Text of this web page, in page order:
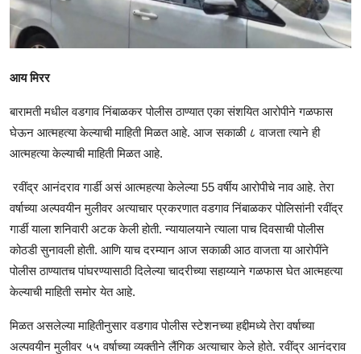
आय मिरर
बारामती मधील वडगाव निंबाळकर पोलीस ठाण्यात एका संशयित आरोपीने गळफास
घेऊन आत्महत्या केल्याची माहिती मिळत आहे. आज सकाळी ८ वाजता त्याने ही
आत्महत्या केल्याची माहिती मिळत आहे.
रवींद्र आनंदराव गार्डी असं आत्महत्या केलेल्या 55 वर्षीय आरोपीचे नाव आहे. तेरा
वर्षाच्या अल्पवयीन मुलीवर अत्याचार प्रकरणात वडगाव निंबाळकर पोलिसांनी रवींद्र
गार्डी याला शनिवारी अटक केली होती. न्यायालयाने त्याला पाच दिवसाची पोलीस
कोठडी सुनावली होती. आणि याच दरम्यान आज सकाळी आठ वाजता या आरोपींने
पोलीस ठाण्यातच पांघरण्यासाठी दिलेल्या चादरीच्या सहाय्याने गळफास घेत आत्महत्या
केल्याची माहिती समोर येत आहे.
मिळत असलेल्या माहितीनुसार वडगाव पोलीस स्टेशनच्या हद्दीमध्ये तेरा वर्षाच्या
अल्पवयीन मुलीवर ५५ वर्षाच्या व्यक्तीने लैंगिक अत्याचार केले होते. रवींद्र आनंदराव